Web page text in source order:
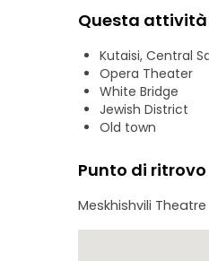
non essere fattibili
garantire a tutti i
mancia non sia
loro
Questa
Kutaisi, Central
Opera Theater
White Bridge
Jewish District
Old town
Punto di ritrovo
Meskhishvili Theatre